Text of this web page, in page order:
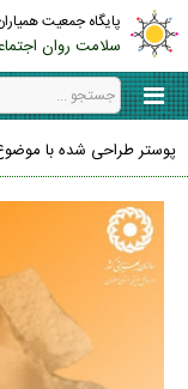
پایگاه جمعیت
سلامت روان
پوستر طراحی شده با